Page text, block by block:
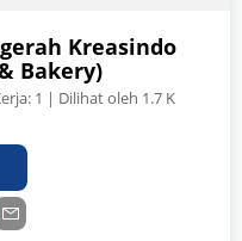
Kreasindo
Bakery)
1 | Dilihat oleh 1.7 K